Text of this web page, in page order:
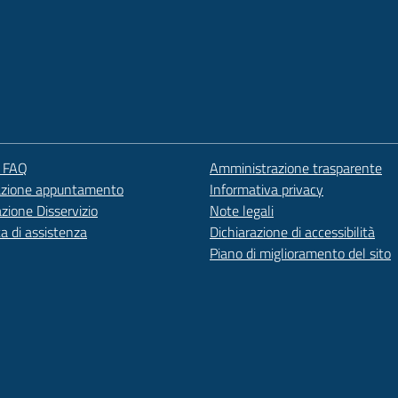
appuntamento
Disservizio
di assistenza
Amministrazione trasparente
Informativa privacy
Note legali
Dichiarazione di accessibilità
Piano di miglioramento del sito